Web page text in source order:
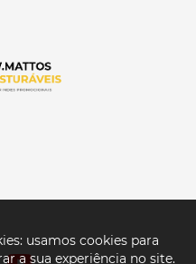
usamos cookies para
a sua experiência no site.